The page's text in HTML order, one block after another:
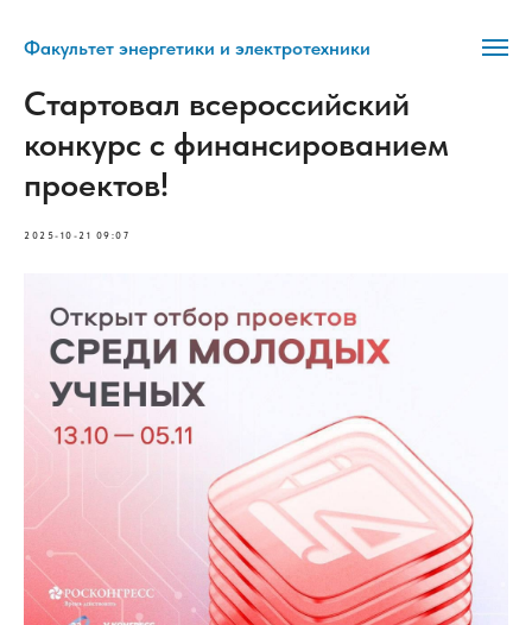
Факультет энергетики и электротехники
Стартовал всероссийский
конкурс с финансированием
проектов!
2025-10-21 09:07